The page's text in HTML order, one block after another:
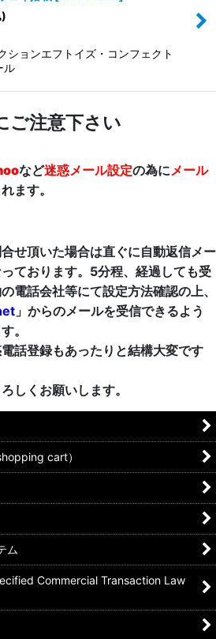
ションエフトイズ・コンフェクト
ル
ご注意下さい
など迷惑メール設定の為に メール
ます。
せ頂いた場合は直ぐに自動返信メー
ております。5分程、経過しても受
電話会社等にて設定方法確認の上、
」からのメールを受信できるよう
。
話登録もあったりと結構大変です
しくお願いします。
cart）
ム
Commercial Transaction Law